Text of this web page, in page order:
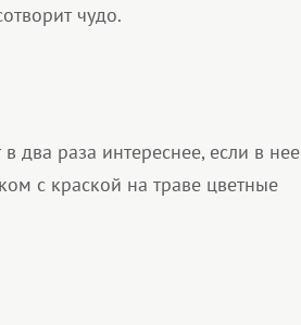
чудо.
два раза интереснее, если в нее
с краской на траве цветные